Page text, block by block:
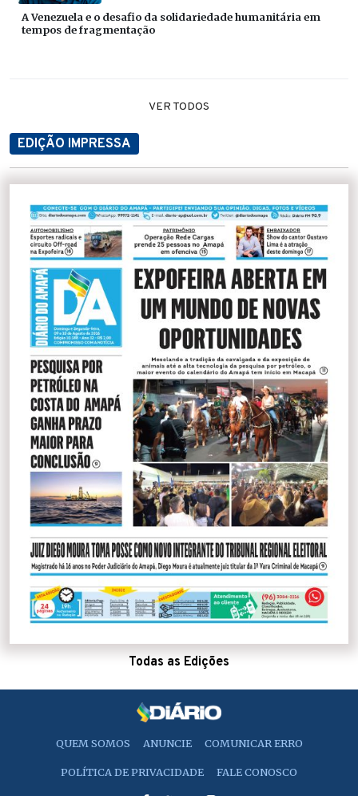
A Venezuela e o desafio da solidariedade humanitária em
tempos de fragmentação
VER TODOS
EDIÇÃO IMPRESSA
Todas as Edições
QUEM SOMOS ANUNCIE COMUNICAR ERRO
POLÍTICA DE PRIVACIDADE FALE CONOSCO